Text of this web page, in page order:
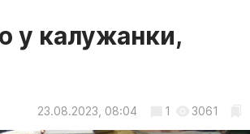
у калужанки,
23.08.2023, 08:04 1 3061